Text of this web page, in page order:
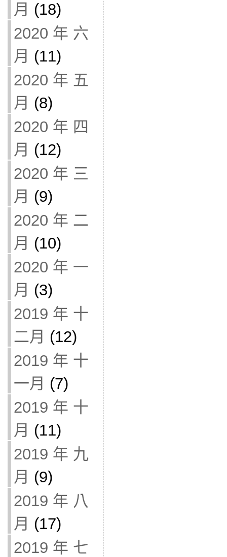
月 (18)
2020 年 六
月 (11)
2020 年 五
月 (8)
2020 年 四
月 (12)
2020 年 三
月 (9)
2020 年 二
月 (10)
2020 年 一
月 (3)
2019 年 十
二月 (12)
2019 年 十
一月 (7)
2019 年 十
月 (11)
2019 年 九
月 (9)
2019 年 八
月 (17)
2019 年 七